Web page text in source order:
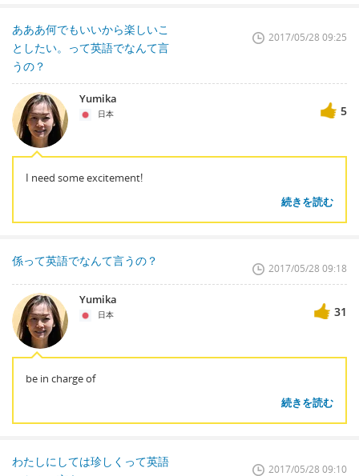
あああ何でもいいから楽しいこ
としたい。って英語でなんて言
うの？
2017/05/28 09:25
Yumika
日本 5
I need some excitement!
続きを読む
係って英語でなんて言うの？
2017/05/28 09:18
Yumika
日本 31
be in charge of
続きを読む
わたしにしては珍しくって英語
2017/05/28 09:10